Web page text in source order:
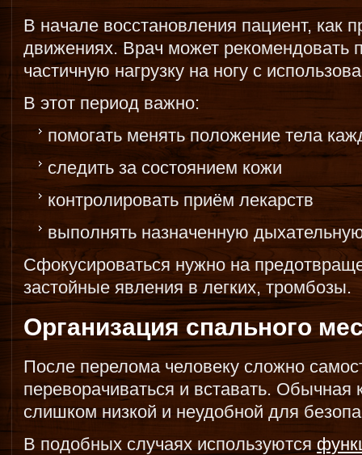
В начале восстановления пациент, как
движениях. Врач может рекомендовать
частичную нагрузку на ногу с
В этот период важно:
помогать менять положение тела
следить за состоянием кожи
контролировать приём лекарств
выполнять назначенную
Сфокусироваться нужно на
застойные явления в легких, тромбозы.
Организация спального
После перелома человеку сложно
переворачиваться и вставать. Обычная
слишком низкой и неудобной для
В подобных случаях используются